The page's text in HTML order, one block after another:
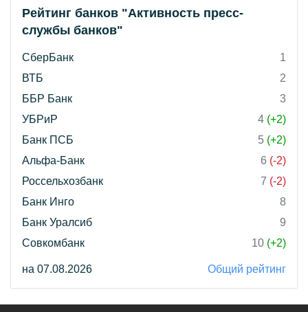
Рейтинг банков "Активность пресс-
службы банков"
СберБанк
1
ВТБ
2
ББР Банк
3
УБРиР
4 (+2)
Банк ПСБ
5 (+2)
Альфа-Банк
6 (-2)
Россельхозбанк
7 (-2)
Банк Инго
8
Банк Уралсиб
9
Совкомбанк
10 (+2)
на 07.08.2026 Общий рейтинг